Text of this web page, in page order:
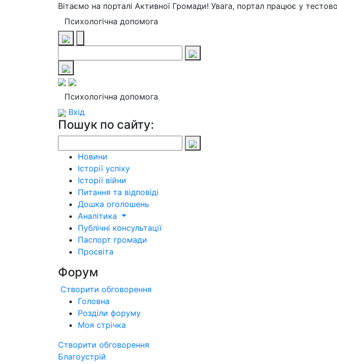
Вітаємо на порталі Активної Громади! Увага, портал працює у
Психологічна допомога
Психологічна допомога
Вхід
Пошук по сайту:
Новини
Історії успіху
Історії війни
Питання та відповіді
Дошка оголошень
Аналітика
Публічні консультації
Паспорт громади
Просвіта
Форум
Створити обговорення
Головна
Розділи форуму
Моя стрічка
Створити обговорення
Благоустрій